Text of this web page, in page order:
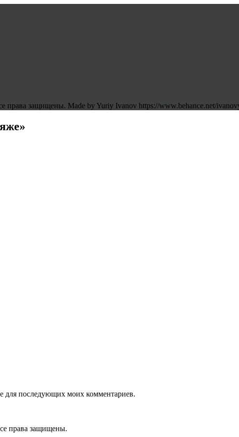
защищены. Made by Yuriy Ivanov https://www.behance.net/
для последующих моих комментариев.
права защищены.